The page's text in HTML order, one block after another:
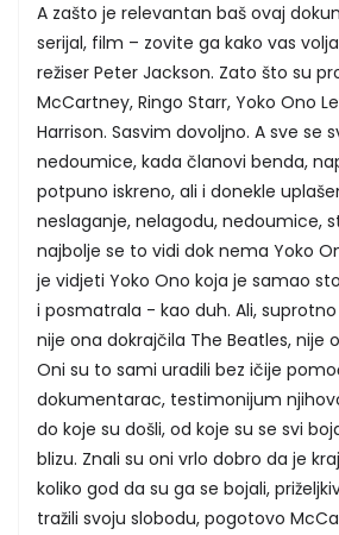
A zašto je relevantan baš ovaj
serijal, film – zovite ga kako vas
režiser Peter Jackson. Zato što su
McCartney, Ringo Starr, Yoko Ono
Harrison. Sasvim dovoljno. A sve se
nedoumice, kada članovi benda,
potpuno iskreno, ali i donekle
neslaganje, nelagodu, nedoumice,
najbolje se to vidi dok nema Yoko
je vidjeti Yoko Ono koja je samao
i posmatrala - kao duh. Ali,
nije ona dokrajčila The Beatles, nije
Oni su to sami uradili bez ičije
dokumentarac, testimonijum
do koje su došli, od koje su se svi
blizu. Znali su oni vrlo dobro da je
koliko god da su ga se bojali,
tražili svoju slobodu, pogotovo